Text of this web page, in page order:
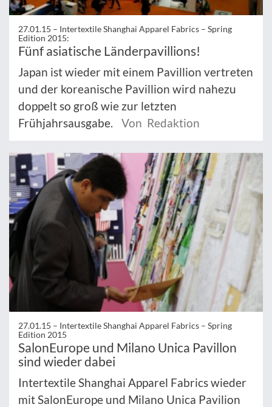
27.01.15 – Intertextile Shanghai Apparel Fabrics – Spring
Edition 2015:
Fünf asiatische Länderpavillions!
Japan ist wieder mit einem Pavillion vertreten
und der koreanische Pavillion wird nahezu
doppelt so groß wie zur letzten
Frühjahrsausgabe.
Von Redaktion
27.01.15 – Intertextile Shanghai Apparel Fabrics – Spring
Edition 2015
SalonEurope und Milano Unica Pavillon
sind wieder dabei
Intertextile Shanghai Apparel Fabrics wieder
mit SalonEurope und Milano Unica Pavilion